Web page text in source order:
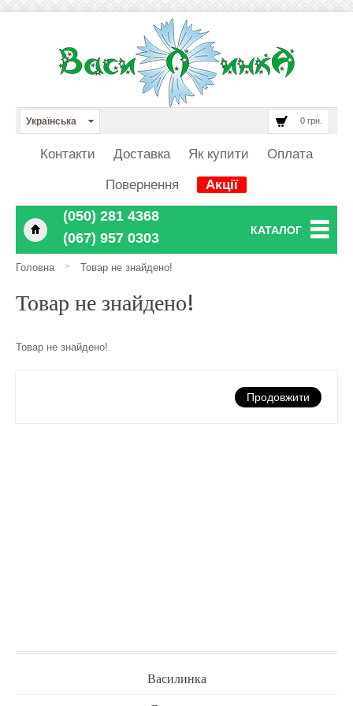
0 грн.
Українська
Контакти Доставка Як купити Оплата
Повернення Акції
‎‎‎‎‎(050) 281 4368
‎‎‎‎‎(067) 957 0303
КАТАЛОГ
Головна > Товар не знайдено!
Товар не знайдено!
Товар не знайдено!
Продовжити
Василинка